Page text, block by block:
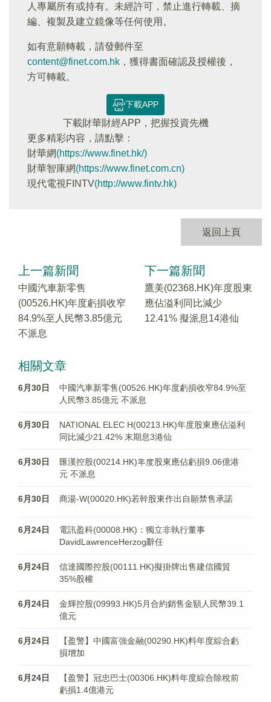
人專屬所有或持有。未經許可，禁止進行轉載、摘
編、複製及建立鏡像等任何使用。
如有意願轉載，請發郵件至
content@finet.com.hk ，獲得書面確認及授權後，
方可轉載。
下載APP
下載財華財經APP，把握投資先機
更多精彩内容，請點擊：
財華網(https://www.finet.hk/)
財華智庫網(https://www.finet.com.cn)
現代電視FINTV(http://www.fintv.hk)
返回上頁
上一篇新聞
中國汽車新零售
(00526.HK)年度虧損收窄
84.9%至人民幣3.85億元
不派息
下一篇新聞
鷹美(02368.HK)年度股東
應佔溢利同比減少
12.41% 擬派息14港仙
相關文章
6月30日
中國汽車新零售(00526.HK)年度虧損收窄84.9%至
人民幣3.85億元 不派息
6月30日
NATIONAL ELEC H(00213.HK)年度股東應佔溢利
同比減少21.42% 末期息3港仙
6月30日
匯漢控股(00214.HK)年度股東應佔虧損9.06億港
元 不派息
6月30日 商湯-W(00020.HK)若幹股東作出自願禁售承諾
6月24日
電訊盈科(00008.HK)：獨立非執行董事
DavidLawrenceHerzog辭任
6月24日
信達國際控股(00111.HK)擬掛牌出售建信國貿
35%股權
6月24日
金輝控股(09993.HK)5月合約銷售金額人民幣39.1
億元
6月24日
【盈警】中國富強金融(00290.HK)料年度綜合虧
損增加
6月24日
【盈警】冠忠巴士(00306.HK)料年度綜合除稅前
虧損1.4億港元